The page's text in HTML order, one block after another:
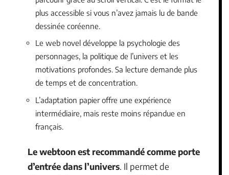
plus accessible si vous n’avez jamais lu de bande
dessinée coréenne.
Le web novel développe la psychologie des
personnages, la politique de l’univers et les
motivations profondes. Sa lecture demande plus
de temps et de concentration.
L’adaptation papier offre une expérience
intermédiaire, mais reste moins répandue en
français.
Le webtoon est recommandé comme porte
d’entrée dans l’univers. Il permet de